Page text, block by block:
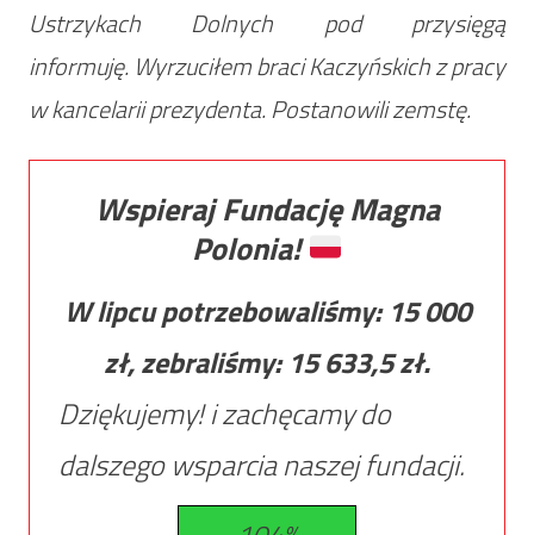
Ustrzykach Dolnych pod przysięgą
informuję. Wyrzuciłem braci Kaczyńskich z pracy
w kancelarii prezydenta. Postanowili zemstę.
Wspieraj Fundację Magna
Polonia!
W lipcu potrzebowaliśmy: 15 000
zł, zebraliśmy: 15 633,5zł.
Dziękujemy! i zachęcamy do
dalszego wsparcia naszej fundacji.